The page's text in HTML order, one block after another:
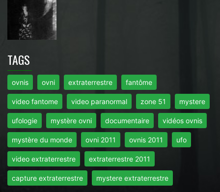
TAGS
ovnis ovni extraterrestre fantôme
video fantome video paranormal zone 51 mystere
ufologie mystère ovni documentaire vidéos ovnis
mystère du monde ovni 2011 ovnis 2011 ufo
video extraterrestre extraterrestre 2011
capture extraterrestre mystere extraterrestre